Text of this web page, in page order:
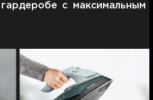
с максимальным